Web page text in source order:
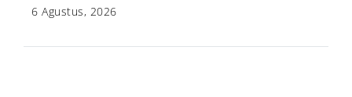
6 Agustus, 2026